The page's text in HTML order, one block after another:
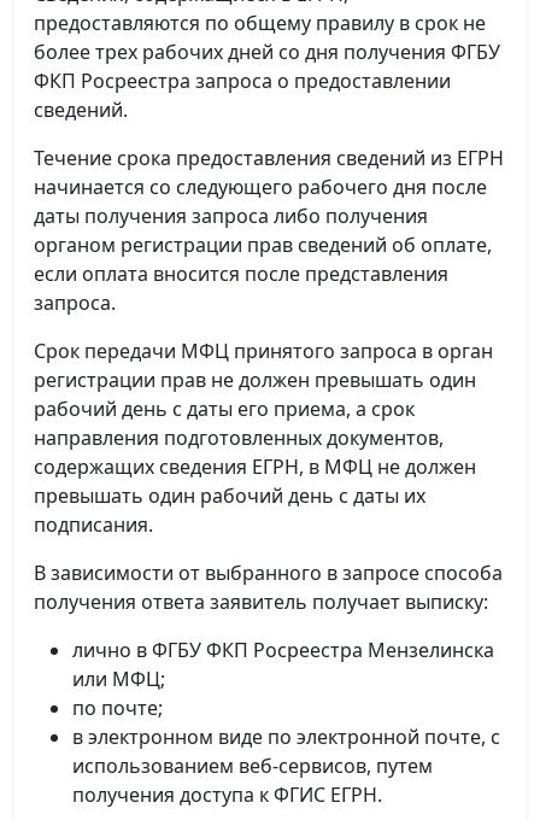
предоставляются по общему правилу в срок не
более трех рабочих дней со дня получения ФГБУ
ФКП Росреестра запроса о предоставлении
сведений.
Течение срока предоставления сведений из ЕГРН
начинается со следующего рабочего дня после
даты получения запроса либо получения
органом регистрации прав сведений об оплате,
если оплата вносится после представления
запроса.
Срок передачи МФЦ принятого запроса в орган
регистрации прав не должен превышать один
рабочий день с даты его приема, а срок
направления подготовленных документов,
содержащих сведения ЕГРН, в МФЦ не должен
превышать один рабочий день с даты их
подписания.
В зависимости от выбранного в запросе способа
получения ответа заявитель получает выписку:
лично в ФГБУ ФКП Росреестра Мензелинска
или МФЦ;
по почте;
в электронном виде по электронной почте, с
использованием веб-сервисов, путем
получения доступа к ФГИС ЕГРН.